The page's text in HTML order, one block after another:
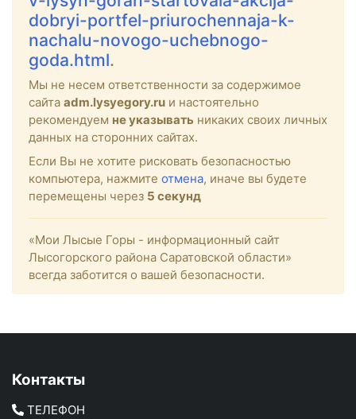
dobryi-portfel-priurochennaja-k-
nachalu-novogo-uchebnogo-
goda.html.
Мы не несем ответственности за содержимое
сайта adm.lysyegory.ru и настоятельно
рекомендуем не указывать никаких своих личных
данных на сторонних сайтах.
Если Вы не хотите рисковать безопасностью
компьютера, нажмите отмена, иначе вы будете
перемещены через 5 секунд
«Мои Лысые Горы - информационный сайт
Лысогорского района Саратовской области»
всегда заботится о вашей безопасности.
Контакты
ТЕЛЕФОН